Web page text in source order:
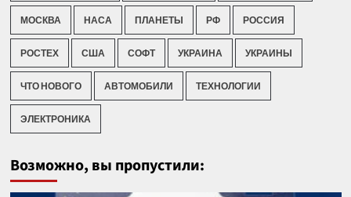
МОСКВА НАСА ПЛАНЕТЫ РФ РОССИЯ
РОСТЕХ США СОФТ УКРАИНА УКРАИНЫ
ЧТО НОВОГО АВТОМОБИЛИ ТЕХНОЛОГИИ
ЭЛЕКТРОНИКА
Возможно, вы пропустили: